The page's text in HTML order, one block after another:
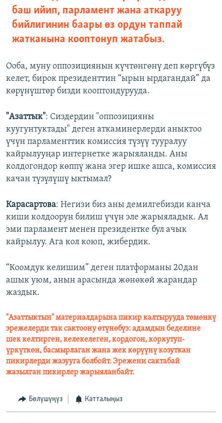
баш ийип, парламент жана аткаруу
бийлигинин баары өз ордун таппай
жатканына кооптонуп жатабыз.
Ооба, муну оппозициянын күчтөнгөнү деп көргүбүз
келет, бирок президенттин “ырын ырдагандай” да
көрүнүштөр бизди кооптондурууда.
"Азаттык": Сиздердин "оппозицияны
куугунтуктады" деген аткаминерлерди аныктоо
үчүн парламенттик комиссия түзүү тууралуу
кайрылууңар интернетке жарыяланды. Аны
колдогондор көппү жана эгер ишке ашса, комиссия
качан түзүлүшү ыктымал?
Карасартова: Негизи биз аны демилгебизди канча
киши колдоорун билиш үчүн эле жарыяладык. Ал
эми парламент менен президентке бул ачык
кайрылуу. Ага кол коюп, жибердик.
“Коомдук келишим” деген платформаны 20дан
ашык уюм, анын арасында жөнөкөй жарандар
жаздык.
"Азаттыктын" материалдарына пикир калтырууда төмөнкү
эрежелерди так сактоону өтүнөбүз: адамдын беделине
шек келтирген, келекелеген, кордогон, коркутуп-
үркүткөн, басмырлаган жана жек көрүүнү козуткан
пикирлерди жазууга болбойт. Эрежени сактабай
жазылган пикирлер жарыяланбайт.
Бөлүшүңүз Катталыңыз